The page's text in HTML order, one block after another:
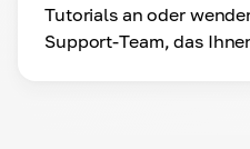
Tutorials an oder
Support-Team, das